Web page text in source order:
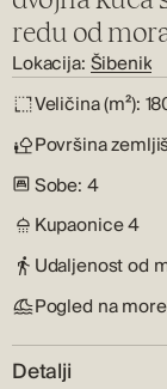
redu od
Lokacija: Šibenik
Veličina (m²):
Površina
Sobe: 4
Kupaonice4
Udaljenost od
Pogled na more
Detalji